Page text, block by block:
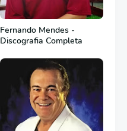
Fernando Mendes -
Discografia Completa